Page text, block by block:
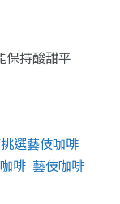
保持酸甜平
選藝伎咖啡
啡 藝伎咖啡